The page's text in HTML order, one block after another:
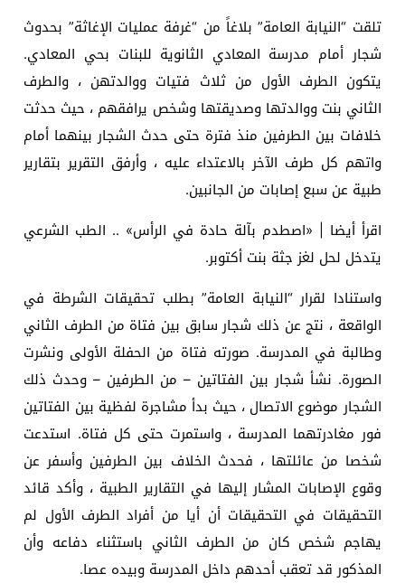
تلقت “النيابة العامة” بلاغاً من “غرفة عمليات الإغاثة” بحدوث
شجار أمام مدرسة المعادي الثانوية للبنات بحي المعادي.
يتكون الطرف الأول من ثلاث فتيات ووالدتهن ، والطرف
الثاني بنت ووالدتها وصديقتها وشخص يرافقهم ، حيث حدثت
خلافات بين الطرفين منذ فترة حتى حدث الشجار بينهما أمام
واتهم كل طرف الآخر بالاعتداء عليه ، وأرفق التقرير بتقارير
طبية عن سبع إصابات من الجانبين.
اقرأ أيضا | «اصطدم بآلة حادة في الرأس» .. الطب الشرعي
يتدخل لحل لغز جثة بنت أكتوبر.
واستنادا لقرار “النيابة العامة” بطلب تحقيقات الشرطة في
الواقعة ، نتج عن ذلك شجار سابق بين فتاة من الطرف الثاني
وطالبة في المدرسة. صورته فتاة من الحفلة الأولى ونشرت
الصورة. نشأ شجار بين الفتاتين – من الطرفين – وحدث ذلك
الشجار موضوع الاتصال ، حيث بدأ مشاجرة لفظية بين الفتاتين
فور مغادرتهما المدرسة ، واستمرت حتى كل فتاة. استدعت
شخصا من عائلتها ، فحدث الخلاف بين الطرفين وأسفر عن
وقوع الإصابات المشار إليها في التقارير الطبية ، وأكد قائد
التحقيقات في التحقيقات أن أيا من أفراد الطرف الأول لم
يهاجم شخص كان من الطرف الثاني باستثناء دفاعه وأن
المذكور قد تعقب أحدهم داخل المدرسة وبيده عصا.